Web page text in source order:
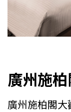
廣州施
廣州施柏閣